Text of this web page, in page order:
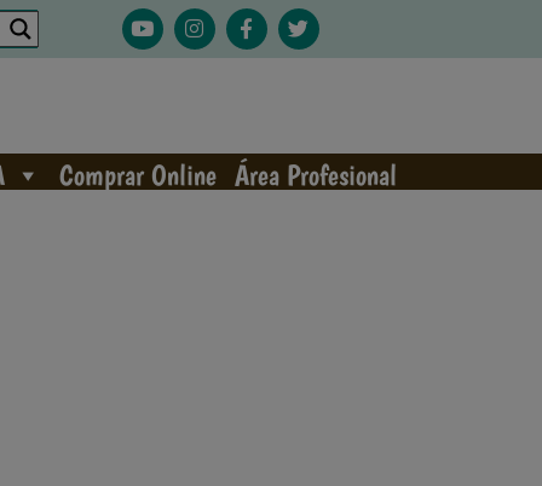
Comprar Online Área Profesional